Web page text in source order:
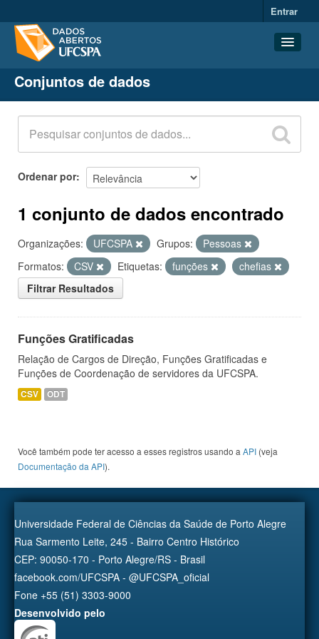
Entrar
Conjuntos de dados
Organizações
Grupos
Sobre
Conjuntos de dados
Ordenar por
1 conjunto de dados encontrado
Organizações: UFCSPA Grupos:
Pessoas
Formatos:
CSV Etiquetas: funções
chefias
Filtrar Resultados
Funções Gratificadas
Relação de Cargos de Direção, Funções Gratificadas e
Funções de Coordenação de servidores da UFCSPA.
CSV ODT
Você também pode ter acesso a esses registros usando a API (veja
Documentação da API).
Universidade Federal de Ciências da Saúde de Porto Alegre
Rua Sarmento Leite, 245 - Bairro Centro Histórico
CEP: 90050-170 - Porto Alegre/RS - Brasil
facebook.com/UFCSPA - @UFCSPA_oficial
Fone +55 (51) 3303-9000
Desenvolvido pelo